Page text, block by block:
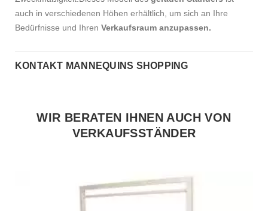
auch in verschiedenen Höhen erhältlich, um sich an Ihre
Bedürfnisse und Ihren Verkaufsraum anzupassen.
KONTAKT MANNEQUINS SHOPPING
WIR BERATEN IHNEN AUCH VON
VERKAUFSSTÄNDER